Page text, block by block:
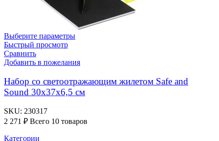
Выберите параметры
Быстрый просмотр
Сравнить
Добавить в пожелания
Набор со светоотражающим жилетом Safe and
Sound 30x37x6,5 см
SKU: 230317
2 271 ₽ Всего 10 товаров
Категории